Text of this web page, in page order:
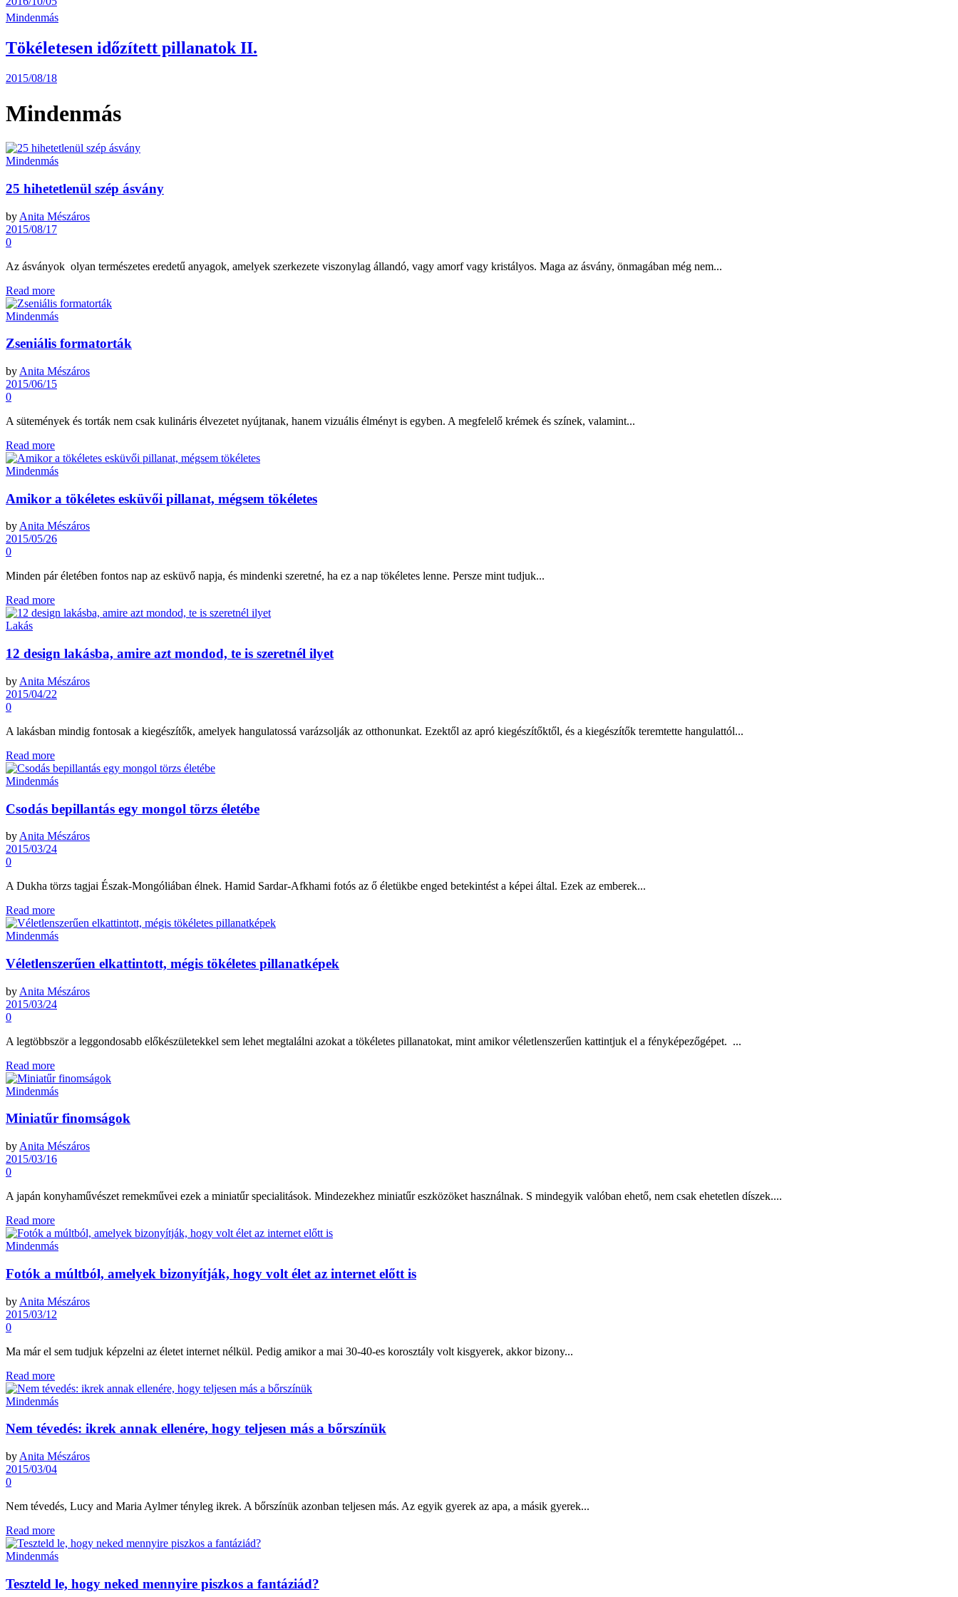
Mindenmás
Tökéletesen időzített pillanatok II.
2015/08/18
Mindenmás
Mindenmás
25 hihetetlenül szép ásvány
by Anita Mészáros
2015/08/17
0
Az ásványok olyan természetes eredetű anyagok, amelyek szerkezete viszonylag állandó, vagy amorf vagy kristályos. Maga az ásvány, önmagában még nem...
Read more
Mindenmás
Zseniális formatorták
by Anita Mészáros
2015/06/15
0
A sütemények és torták nem csak kulináris élvezetet nyújtanak, hanem vizuális élményt is egyben. A megfelelő krémek és színek, valamint...
Read more
Mindenmás
Amikor a tökéletes esküvői pillanat, mégsem tökéletes
byAnita Mészáros
2015/05/26
0
Minden pár életében fontos nap az esküvő napja, és mindenki szeretné, ha ez a nap tökéletes lenne. Persze mint tudjuk...
Read more
Lakás
12 design lakásba, amire azt mondod, te is szeretnél ilyet
by Anita Mészáros
2015/04/22
0
A lakásban mindig fontosak a kiegészítők, amelyek hangulatossá varázsolják az otthonunkat. Ezektől az apró kiegészítőktől, és a kiegészítők teremtette hangulattól...
Read more
Mindenmás
Csodás bepillantás egy mongol törzs életébe
by Anita Mészáros
2015/03/24
0
A Dukha törzs tagjai Észak-Mongóliában élnek. Hamid Sardar-Afkhami fotós az ő életükbe enged betekintést a képei által. Ezek az emberek...
Read more
Mindenmás
Véletlenszerűen elkattintott, mégis tökéletes pillanatképek
by Anita Mészáros
2015/03/24
0
A legtöbbször a leggondosabb előkészületekkel sem lehet megtalálni azokat a tökéletes pillanatokat, mint amikor véletlenszerűen kattintjuk el a fényképezőgépet. ...
Read more
Mindenmás
Miniatűr finomságok
by Anita Mészáros
2015/03/16
0
A japán konyhaművészet remekművei ezek a miniatűr specialitások. Mindezekhez miniatűr eszközöket használnak. S mindegyik valóban ehető, nem csak ehetetlen díszek....
Read more
Mindenmás
Fotók a múltból, amelyek bizonyítják, hogy volt élet az internet előtt is
by Anita Mészáros
2015/03/12
0
Ma már el sem tudjuk képzelni az életet internet nélkül. Pedig amikor a mai 30-40-es korosztály volt kisgyerek, akkor bizony...
Read more
Mindenmás
Nem tévedés: ikrek annak ellenére, hogy teljesen más a bőrszínük
by Anita Mészáros
2015/03/04
0
Nem tévedés, Lucy and Maria Aylmer tényleg ikrek. A bőrszínük azonban teljesen más. Az egyik gyerek az apa, a másik gyerek...
Read more
Mindenmás
Teszteld le, hogy neked mennyire piszkos a fantáziád?